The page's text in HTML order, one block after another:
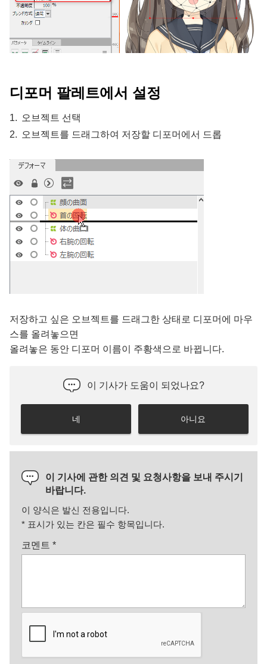
디포머 팔레트에서 설정
오브젝트 선택
오브젝트를 드래그하여 저장할 디포머에서 드롭
저장하고 싶은 오브젝트를 드래그한 상태로 디포머에 마우
스를 올려놓으면
올려놓은 동안 디포머 이름이 주황색으로 바뀝니다.
이 기사가 도움이 되었나요?
네 아니요
이 기사에 관한 의견 및 요청사항을 보내 주시기
바랍니다.
이 양식은 발신 전용입니다.
* 표시가 있는 칸은 필수 항목입니다.
코멘트 *